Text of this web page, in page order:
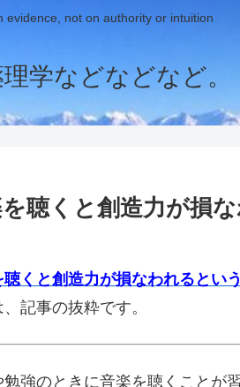
evidence, not on authority or intuition
学などなどなど。
聴くと創造力が損
聴くと創造力が損なわれるとい
、記事の抜粋です。
勉強のときに音楽を聴くことが